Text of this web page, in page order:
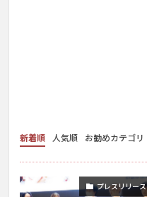
新着順 人気順 お勧めカテゴリ
お店情報
プレスリリース